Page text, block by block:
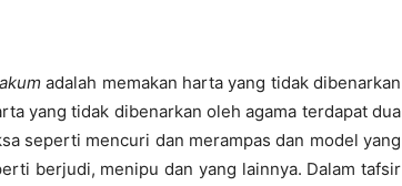
adalah memakan harta yang tidak dibenarkan
yang tidak dibenarkan oleh agama terdapat dua
seperti mencuri dan merampas dan model yang
berjudi, menipu dan yang lainnya. Dalam tafsir